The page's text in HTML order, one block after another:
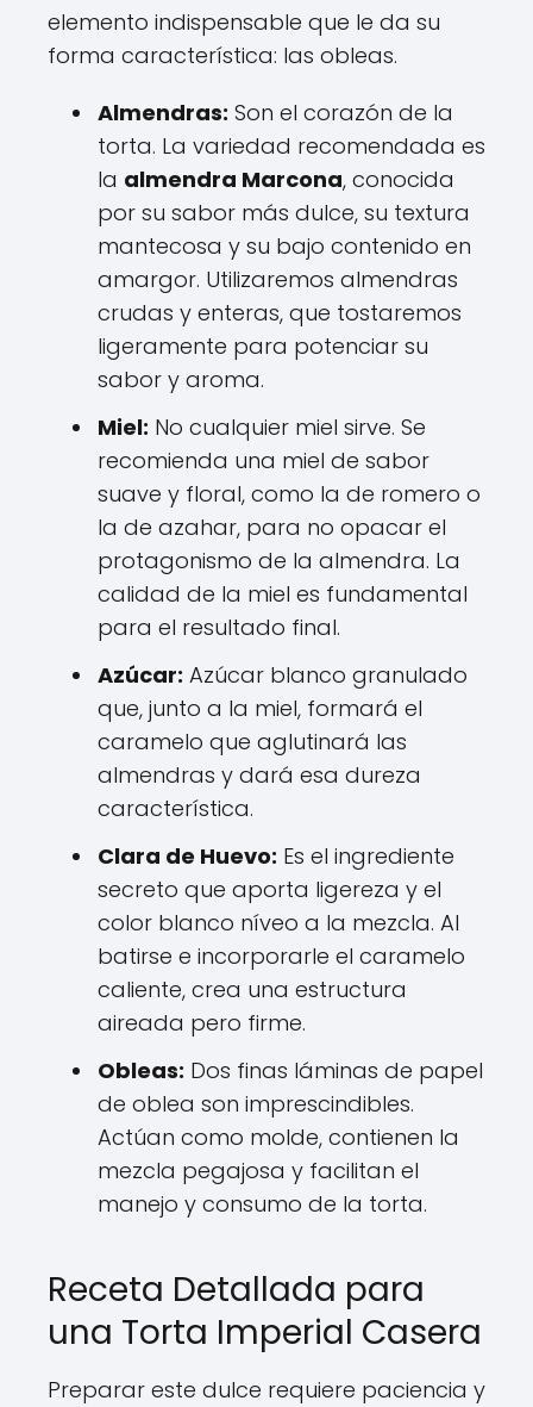
elemento indispensable que le da su
forma característica: las obleas.
Almendras: Son el corazón de la
torta. La variedad recomendada es
la almendra Marcona, conocida
por su sabor más dulce, su textura
mantecosa y su bajo contenido en
amargor. Utilizaremos almendras
crudas y enteras, que tostaremos
ligeramente para potenciar su
sabor y aroma.
Miel: No cualquier miel sirve. Se
recomienda una miel de sabor
suave y floral, como la de romero o
la de azahar, para no opacar el
protagonismo de la almendra. La
calidad de la miel es fundamental
para el resultado final.
Azúcar: Azúcar blanco granulado
que, junto a la miel, formará el
caramelo que aglutinará las
almendras y dará esa dureza
característica.
Clara de Huevo: Es el ingrediente
secreto que aporta ligereza y el
color blanco níveo a la mezcla. Al
batirse e incorporarle el caramelo
caliente, crea una estructura
aireada pero firme.
Obleas: Dos finas láminas de papel
de oblea son imprescindibles.
Actúan como molde, contienen la
mezcla pegajosa y facilitan el
manejo y consumo de la torta.
Receta Detallada para
una Torta Imperial Casera
Preparar este dulce requiere paciencia y